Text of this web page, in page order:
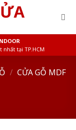
tại TP.HCM
/ CỬA GỖ MDF